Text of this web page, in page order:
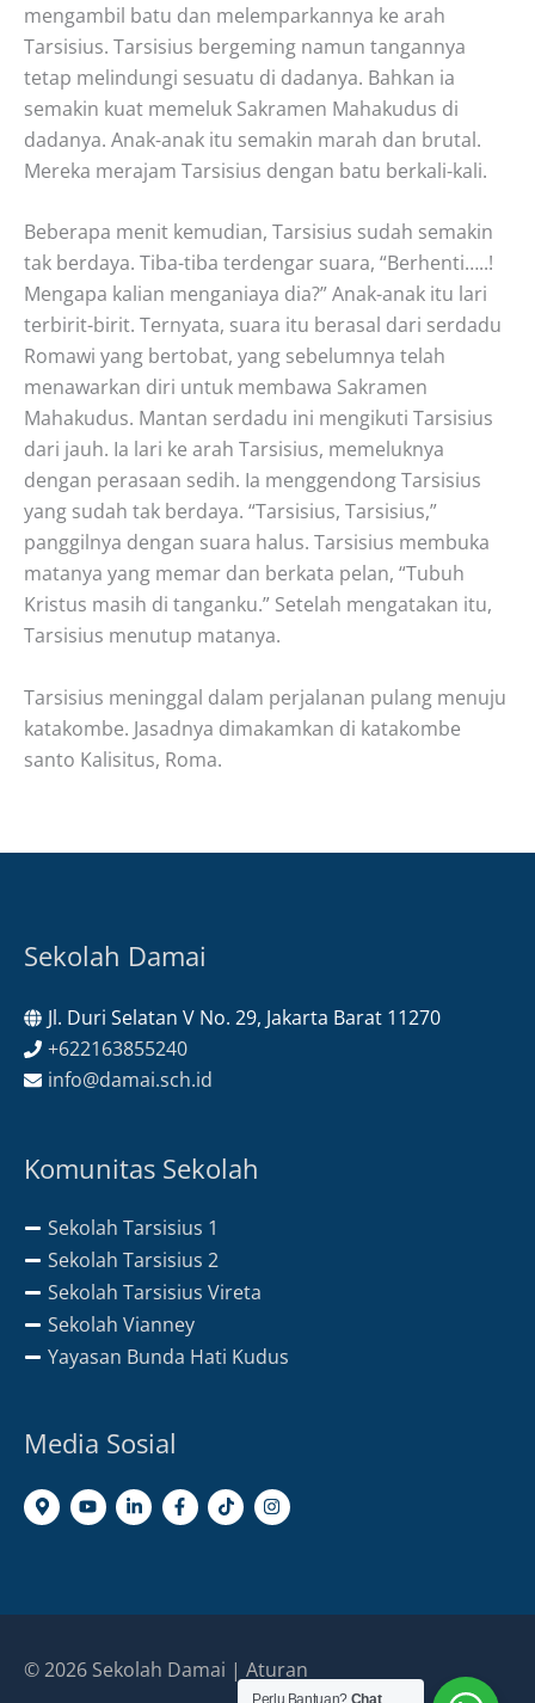
mengambil batu dan melemparkannya ke arah
Tarsisius. Tarsisius bergeming namun tangannya
tetap melindungi sesuatu di dadanya. Bahkan ia
semakin kuat memeluk Sakramen Mahakudus di
dadanya. Anak-anak itu semakin marah dan brutal.
Mereka merajam Tarsisius dengan batu berkali-kali.
Beberapa menit kemudian, Tarsisius sudah semakin
tak berdaya. Tiba-tiba terdengar suara, “Berhenti…..!
Mengapa kalian menganiaya dia?” Anak-anak itu lari
terbirit-birit. Ternyata, suara itu berasal dari serdadu
Romawi yang bertobat, yang sebelumnya telah
menawarkan diri untuk membawa Sakramen
Mahakudus. Mantan serdadu ini mengikuti Tarsisius
dari jauh. Ia lari ke arah Tarsisius, memeluknya
dengan perasaan sedih. Ia menggendong Tarsisius
yang sudah tak berdaya. “Tarsisius, Tarsisius,”
panggilnya dengan suara halus. Tarsisius membuka
matanya yang memar dan berkata pelan, “Tubuh
Kristus masih di tanganku.” Setelah mengatakan itu,
Tarsisius menutup matanya.
Tarsisius meninggal dalam perjalanan pulang menuju
katakombe. Jasadnya dimakamkan di katakombe
santo Kalisitus, Roma.
Sekolah Damai
Jl. Duri Selatan V No. 29, Jakarta Barat 11270
+622163855240
info@damai.sch.id
Komunitas Sekolah
Sekolah Tarsisius 1
Sekolah Tarsisius 2
Sekolah Tarsisius Vireta
Sekolah Vianney
Yayasan Bunda Hati Kudus
Media Sosial
© 2026 Sekolah Damai | Aturan
Perlu Bantuan? Chat